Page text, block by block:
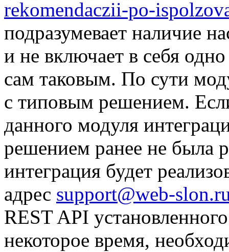
rekomendaczii-po-
подразумевает наличие
и не включает в себя
сам таковым. По сути
с типовым решением.
данного модуля
решением ранее не была
интеграция будет
адрес support@web-
REST API
некоторое время,